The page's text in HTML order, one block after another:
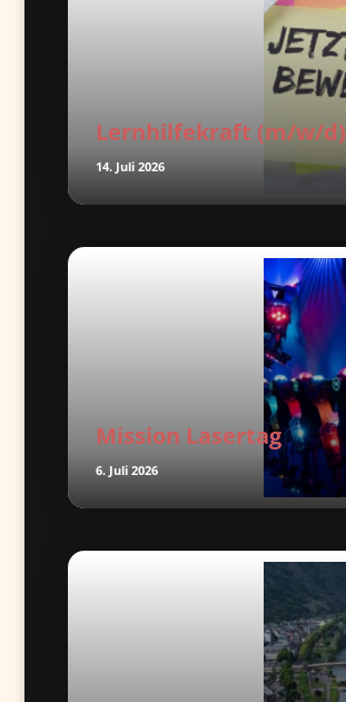
Lernhilfekraft (m/w/d)
14. Juli 2026
Mission Lasertag
6. Juli 2026